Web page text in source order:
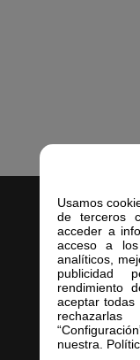
Usamos
de terceros
acceder a
acceso a
analíticos,
publicidad
rendimiento
aceptar todas
nuestra.